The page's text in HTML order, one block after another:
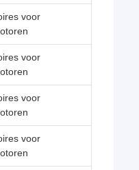
voor
voor
voor
voor